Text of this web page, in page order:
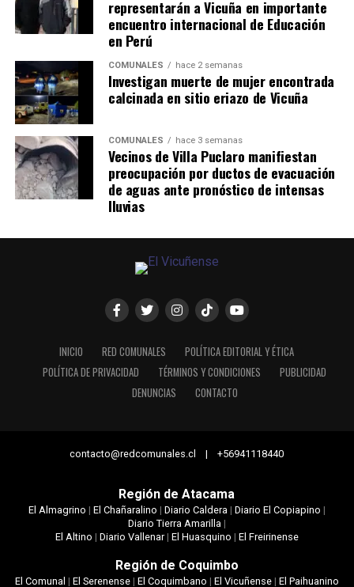
representarán a Vicuña en importante
encuentro internacional de Educación
en Perú
COMUNALES hace 2 semanas
Investigan muerte de mujer encontrada
calcinada en sitio eriazo de Vicuña
COMUNALES hace 3 semanas
Vecinos de Villa Puclaro manifiestan
preocupación por ductos de evacuación
de aguas ante pronóstico de intensas
lluvias
INICIO RED COMUNALES
POLÍTICA EDITORIAL Y ÉTICA
POLÍTICA DE PRIVACIDAD
TÉRMINOS Y CONDICIONES
PUBLICIDAD
DENUNCIAS
CONTACTO
contacto@redcomunales.cl | +56941118440
Región de Atacama
El Almagrino | El Chañaralino | Diario Caldera| Diario El Copiapino |
Diario Tierra Amarilla|
El Altino | Diario Vallenar| El Huasquino | El Freirinense
Región de Coquimbo
El Comunal | El Serenense| El Coquimbano | El Vicuñense| El Paihuanino